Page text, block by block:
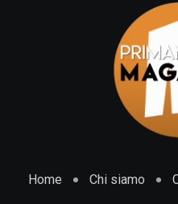
Home Chi siamo